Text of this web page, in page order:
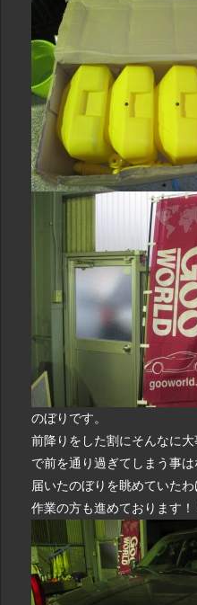
のぼりです。
前降りをした割にそんなに
で前を通り過ぎてしまう事
届いたのぼりを眺めていた
作業の方も進めております！